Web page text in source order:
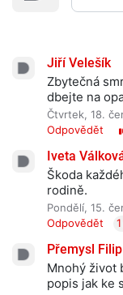
Jiří Velešík
Zbytečná
dbejte na
Čtvrtek, 18.
Odpovědět
Iveta
Škoda
rodině.
Pondělí, 15.
Odpovědět
1
Přemysl Filip
Mnohý život
popis jak ke